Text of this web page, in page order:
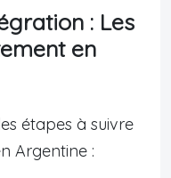
: Les
en
étapes à suivre
Argentine :